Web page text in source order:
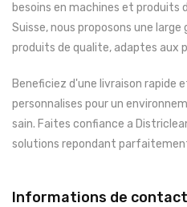
besoins en machines et produits
Suisse, nous proposons une large
produits de qualite, adaptes aux
Beneficiez d'une livraison rapide
personnalises pour un
sain. Faites confiance a
solutions repondant
Informations de contact